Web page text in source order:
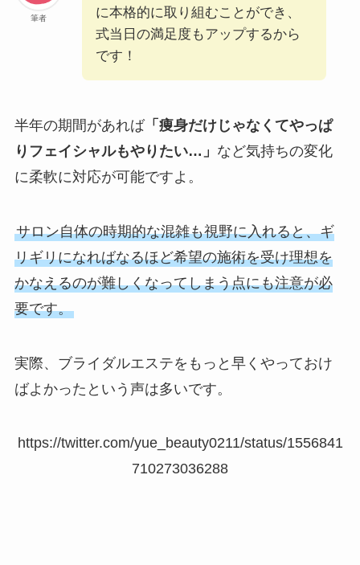
筆者
に本格的に取り組むことができ、
式当日の満足度もアップするから
です！
半年の期間があれば「痩身だけじゃなくてやっぱ
りフェイシャルもやりたい…」 など気持ちの変化
に柔軟に対応が可能ですよ。
サロン自体の時期的な混雑も視野に入れると、ギ
リギリになればなるほど希望の施術を受け理想を
かなえるのが難しくなってしまう点にも注意が必
要です。
実際、ブライダルエステをもっと早くやっておけ
ばよかったという声は多いです。
https://twitter.com/yue_beauty0211/status/1556841
710273036288